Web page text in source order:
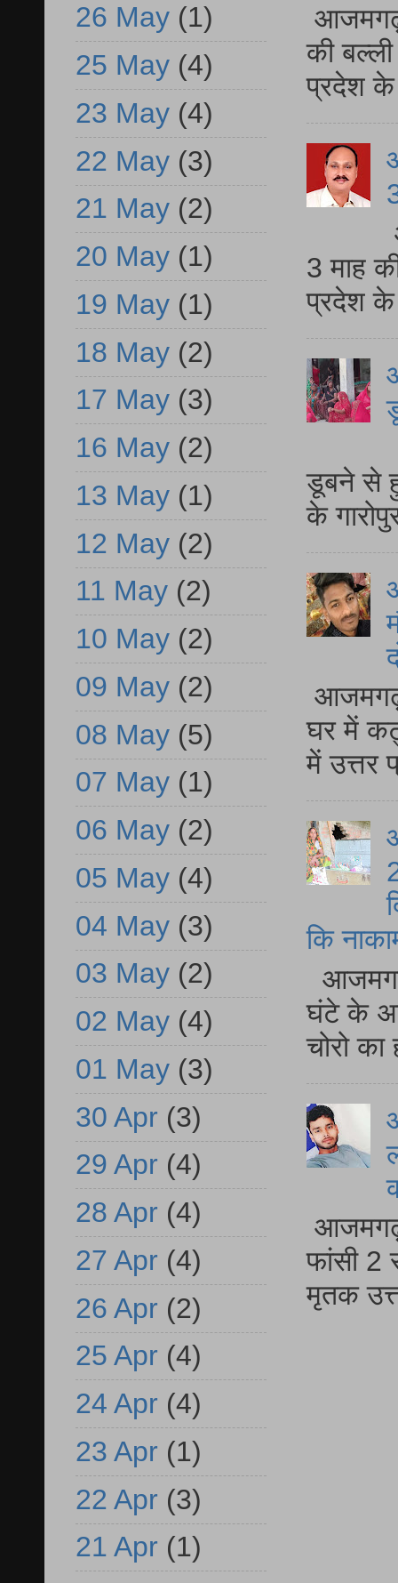
आजमगढ़
की
प्रदेश
3 माह
प्रदेश
डूबने से
के
घर में
में
कि
घंटे के
चोरो
आजमगढ़
फांसी 2
मृतक
26 May (1)
25 May (4)
23 May (4)
22 May (3)
21 May (2)
20 May (1)
19 May (1)
18 May (2)
17 May (3)
16 May (2)
13 May (1)
12 May (2)
11 May (2)
10 May (2)
09 May (2)
08 May (5)
07 May (1)
06 May (2)
05 May (4)
04 May (3)
03 May (2)
02 May (4)
01 May (3)
30 Apr (3)
29 Apr (4)
28 Apr (4)
27 Apr (4)
26 Apr (2)
25 Apr (4)
24 Apr (4)
23 Apr (1)
22 Apr (3)
21 Apr (1)